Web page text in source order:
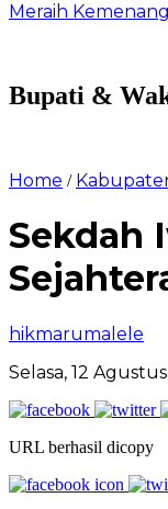
Meraih
Bupati &
Home /
Sekdah
hikmarumalele
Selasa, 12
URL berhasil dicopy